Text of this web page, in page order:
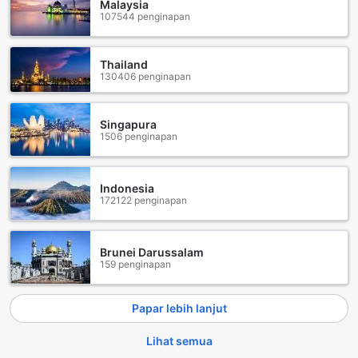
menggoda selera. Tempat ini adalah pilihan ideal untuk
bersantai selepas seharian menjelajah kawasan sekitar.
Untuk mereka yang ingin bersosial, kawasan lounge
bersama dan ruang TV yang selesa disediakan, di mana
anda boleh berkumpul dengan rakan-rakan atau
pengunjung lain sambil menonton program kegemaran.
Semua ini menjadikan Sunlight Guest Hotel - Sta. Rosa
sebagai tempat yang sempurna untuk bersantai dan
menikmati hiburan yang ditawarkan.
Kemudahan Keselesaan di Sunlight Guest Hotel - Sta.
Rosa
Sunlight Guest Hotel - Sta. Rosa menawarkan pelbagai
kemudahan yang direka khas untuk memastikan
penginapan anda selesa dan menyenangkan. Dengan
perkhidmatan bilik 24 jam, anda boleh menikmati hidangan
kegemaran anda pada bila-bila masa tanpa perlu keluar
dari bilik. Selain itu, perkhidmatan pengemasan harian
memastikan bilik anda sentiasa dalam keadaan bersih dan
teratur, memberikan anda ketenangan fikiran semasa anda
Malaysia
107544 penginapan
Thailand
130406 penginapan
Singapura
1506 penginapan
Indonesia
172122 penginapan
Brunei Darussalam
159 penginapan
Papar lebih lanjut
Lihat semua